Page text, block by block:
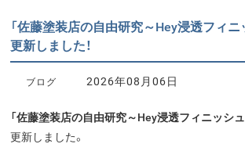
「佐藤塗装店の自由研究～Hey浸透フィニ
更新しました！
ブログ 2026年08月06日
「佐藤塗装店の自由研究～Hey浸透フィニッシュ
更新しました。